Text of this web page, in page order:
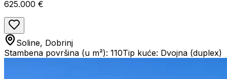
625.000 €
Soline, Dobrinj
Stambena površina (u m²): 110Tip kuće: Dvojna (duplex)